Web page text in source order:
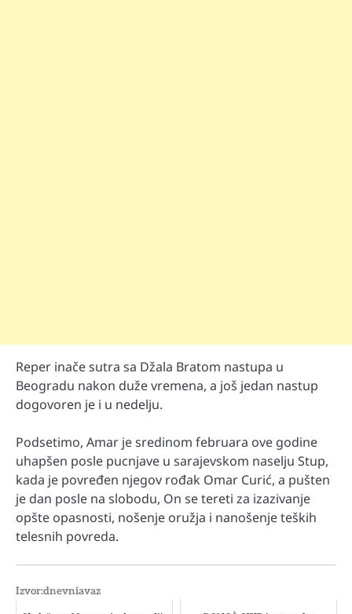
Reper inače sutra sa Džala Bratom nastupa u
Beogradu nakon duže vremena, a još jedan nastup
dogovoren je i u nedelju.
Podsetimo, Amar je sredinom februara ove godine
uhapšen posle pucnjave u sarajevskom naselju Stup,
kada je povređen njegov rođak Omar Curić, a pušten
je dan posle na slobodu, On se tereti za izazivanje
opšte opasnosti, nošenje oružja i nanošenje teških
telesnih povreda.
Izvor:dnevniavaz